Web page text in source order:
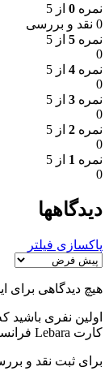
نمره 0 از 5
0 نقد و بررسی
نمره 5 از 5
0
نمره 4 از 5
0
نمره 3 از 5
0
نمره 2 از 5
0
نمره 1 از 5
0
دیدگاهها
پاکسازی فیلتر
هیچ دیدگاهی
اولین نفری باشید
کارت Lebara فرانسه”
برای ثبت نقد و